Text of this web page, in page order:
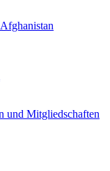
und Mitgliedschaften